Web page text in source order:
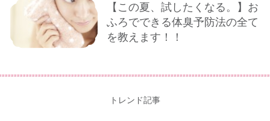
【この夏、試したくなる。】お
ふろでできる体臭予防法の全て
を教えます！！
トレンド記事